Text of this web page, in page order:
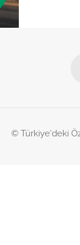
© Türkiye'deki